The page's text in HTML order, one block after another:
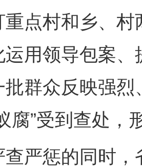
点村和乡、村
运用领导包案
批群众反映强
腐”受到查处，
惩的同时，